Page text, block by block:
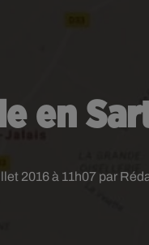
en
2016 à 11h07 par